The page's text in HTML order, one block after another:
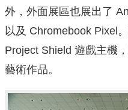
外，外面展區也展出了
以及 Chromebook Pixel
Project Shield 遊戲主機
藝術作品。